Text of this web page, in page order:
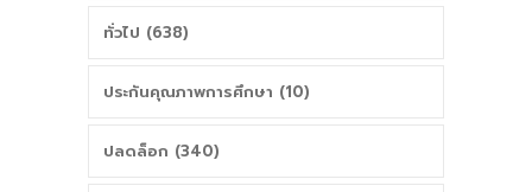
ทั่วไป (638)
ประกันคุณภาพการศึกษา (10)
ปลดล็อก (340)